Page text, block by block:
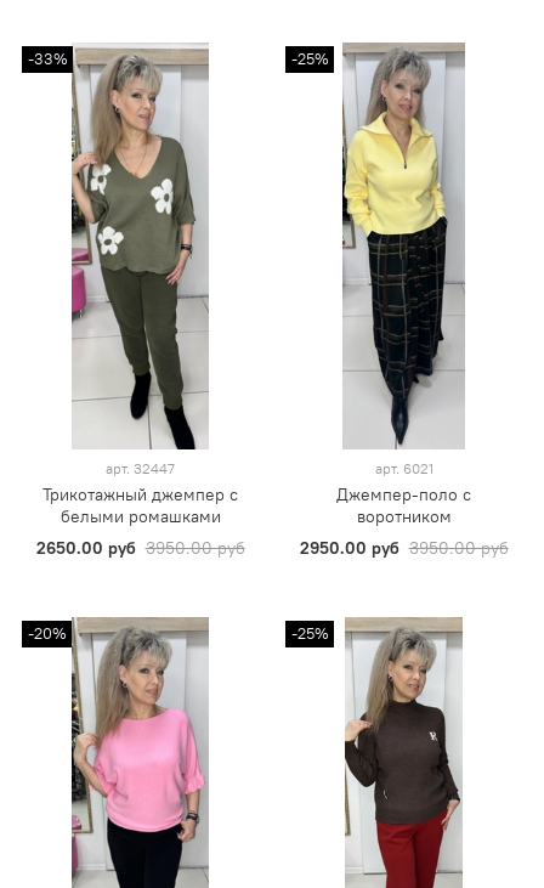
-33%
арт. 32447
Трикотажный джемпер с
белыми ромашками
2650.00 руб 3950.00 руб
-25%
арт. 6021
Джемпер-поло с
воротником
2950.00 руб 3950.00 руб
-20% -25%